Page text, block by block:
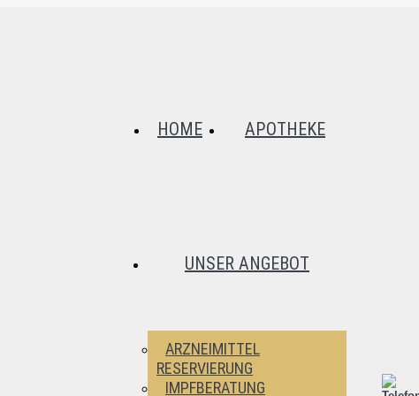
HOME APOTHEKE
UNSER ANGEBOT
ARZNEIMITTEL
RESERVIERUNG
IMPFBERATUNG